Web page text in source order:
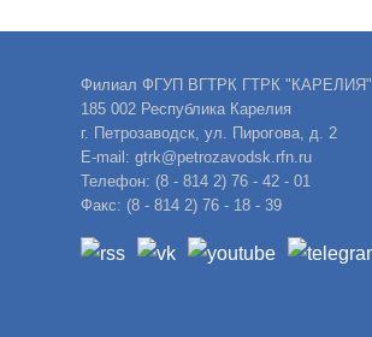
Филиал ФГУП ВГТРК ГТРК "КАРЕЛИЯ"
185 002 Республика Карелия
г. Петрозаводск, ул. Пирогова, д. 2
E-mail: gtrk@petrozavodsk.rfn.ru
Телефон: (8 - 814 2) 76 - 42 - 01
Факс: (8 - 814 2) 76 - 18 - 39